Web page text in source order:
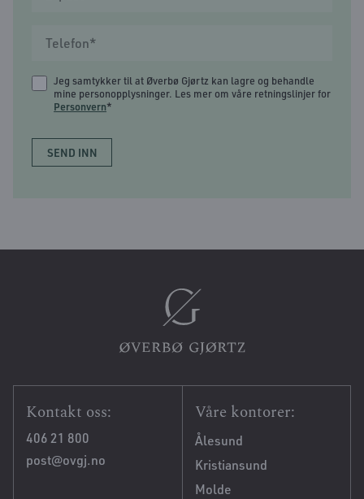
Jeg samtykker til at Øverbø Gjørtz kan lagre og behandle
mine personopplysninger. Les mer om våre retningslinjer for
Personvern*
Kontakt oss:
406 21 800
post@ovgj.no
Våre kontorer:
Ålesund
Kristiansund
Molde